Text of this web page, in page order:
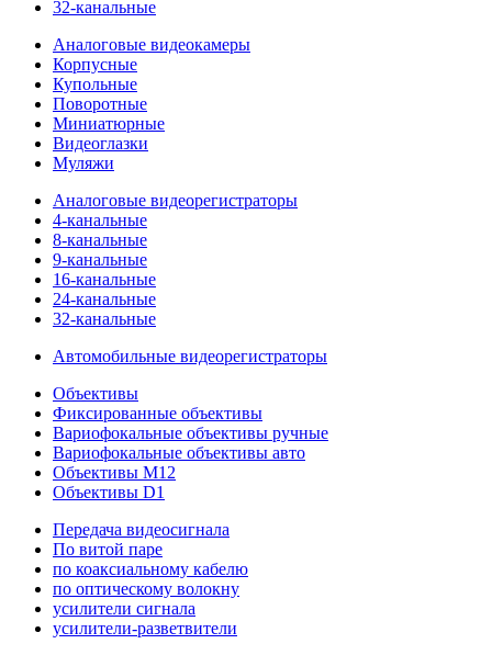
32-канальные
Аналоговые видеокамеры
Корпусные
Купольные
Поворотные
Миниатюрные
Видеоглазки
Муляжи
Аналоговые видеорегистраторы
4-канальные
8-канальные
9-канальные
16-канальные
24-канальные
32-канальные
Автомобильные видеорегистраторы
Объективы
Фиксированные объективы
Вариофокальные объективы ручные
Вариофокальные объективы авто
Объективы M12
Объективы D1
Передача видеосигнала
По витой паре
по коаксиальному кабелю
по оптическому волокну
усилители сигнала
усилители-разветвители